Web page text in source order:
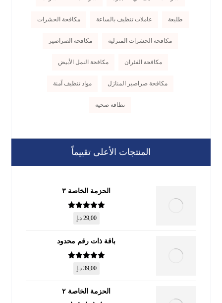
طليعة عاملات تنظيف بالساعة مكافحة الحشرات
مكافحة الحشرات المنزلية مكافحة الصراصير
مكافحة الفئران مكافحة النمل الأبيض
مكافحة صراصير المنازل مواد تنظيف آمنة
نظافة صحية
المنتجات الأعلى تقييماً
الحزمة الخاصة ٣
تم التقييم
من 5
29,00 د.إ
باقة ذات رقم محدود
تم التقييم
من 5
39,00 د.إ
الحزمة الخاصة ٢